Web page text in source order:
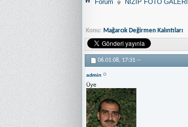
Forum NİZİP FOTO GALERİ
Konu: Mağarcık Değirmen Kalıntıları
06.01.08, 17:31 --
admin
Üye